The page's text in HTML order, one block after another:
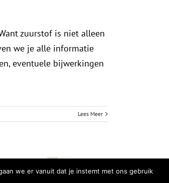
zuurstof is niet alleen
we je alle informatie
eventuele bijwerkingen
Lees Meer
we er vanuit dat je instemt met ons gebruik